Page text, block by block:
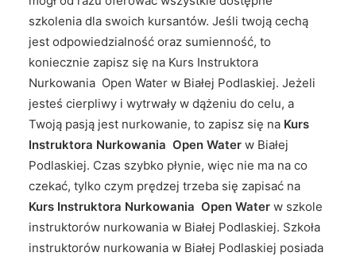
szkolenia dla swoich kursantów. Jeśli twoją cechą
jest odpowiedzialność oraz sumienność, to
koniecznie zapisz się na Kurs Instruktora
Nurkowania Open Water w Białej Podlaskiej. Jeżeli
jesteś cierpliwy i wytrwały w dążeniu do celu, a
Twoją pasją jest nurkowanie, to zapisz się na Kurs
Instruktora Nurkowania Open Water w Białej
Podlaskiej. Czas szybko płynie, więc nie ma na co
czekać, tylko czym prędzej trzeba się zapisać na
Kurs Instruktora Nurkowania Open Water w szkole
instruktorów nurkowania w Białej Podlaskiej. Szkoła
instruktorów nurkowania w Białej Podlaskiej posiada